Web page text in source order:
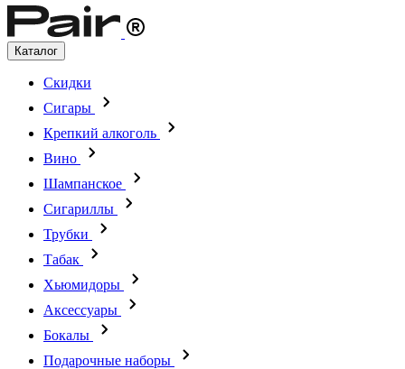
Каталог
Скидки
Сигары
Крепкий алкоголь
Вино
Шампанское
Сигариллы
Трубки
Табак
Хьюмидоры
Аксессуары
Бокалы
Подарочные наборы